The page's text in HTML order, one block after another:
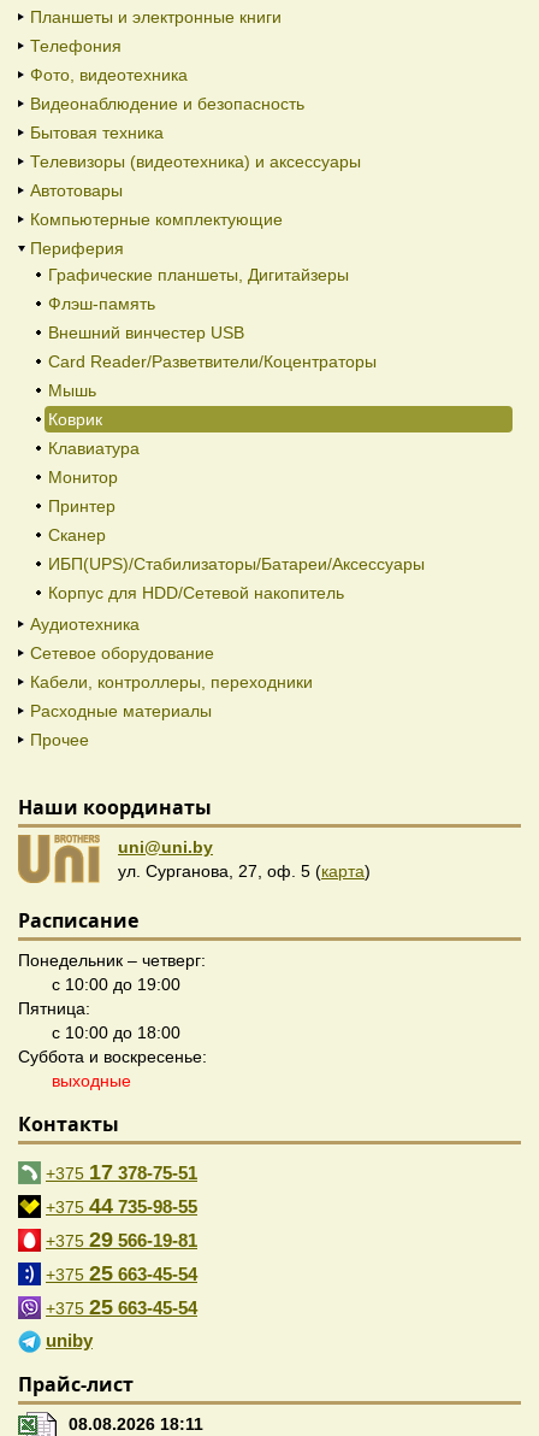
Планшеты и электронные книги
Телефония
Фото, видеотехника
Видеонаблюдение и безопасность
Бытовая техника
Телевизоры (видеотехника) и аксессуары
Автотовары
Компьютерные комплектующие
Периферия
Графические планшеты, Дигитайзеры
Флэш-память
Внешний винчестер USB
Card Reader/Разветвители/Коцентраторы
Мышь
Коврик
Клавиатура
Монитор
Принтер
Сканер
ИБП(UPS)/Стабилизаторы/Батареи/Аксессуары
Корпус для HDD/Cетевой накопитель
Аудиотехника
Сетевое оборудование
Кабели, контроллеры, переходники
Расходные материалы
Прочее
Наши координаты
uni@uni.by
ул. Сурганова, 27, оф. 5 (карта)
Расписание
Понедельник – четверг:
с 10:00 до 19:00
Пятница:
с 10:00 до 18:00
Суббота и воскресенье:
выходные
Контакты
+375 17 378-75-51
+375 44 735-98-55
+375 29 566-19-81
+375 25 663-45-54
+375 25 663-45-54
uniby
Прайс-лист
08.08.2026 18:11